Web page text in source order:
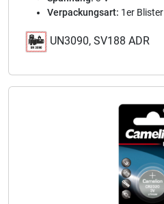
Verpackungsart: 1er Blister
UN3090, SV188 ADR